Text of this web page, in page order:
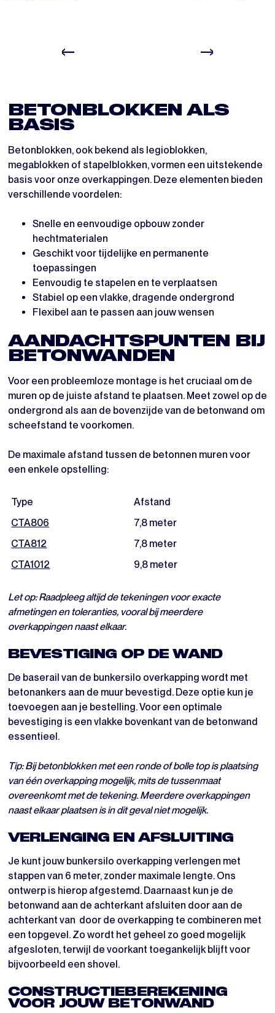
BETONBLOKKEN ALS
BASIS
Betonblokken, ook bekend als legioblokken,
megablokken of stapelblokken, vormen een uitstekende
basis voor onze overkappingen. Deze elementen bieden
verschillende voordelen:
Snelle en eenvoudige opbouw zonder
hechtmaterialen
Geschikt voor tijdelijke en permanente
toepassingen
Eenvoudig te stapelen en te verplaatsen
Stabiel op een vlakke, dragende ondergrond
Flexibel aan te passen aan jouw wensen
AANDACHTSPUNTEN BIJ
BETONWANDEN
Voor een probleemloze montage is het cruciaal om de
muren op de juiste afstand te plaatsen. Meet zowel op de
ondergrond als aan de bovenzijde van de betonwand om
scheefstand te voorkomen.
De maximale afstand tussen de betonnen muren voor
een enkele opstelling:
Type
Afstand
CTA806
7,8 meter
CTA812
7,8 meter
CTA1012
9,8 meter
Let op: Raadpleeg altijd de tekeningen voor exacte
afmetingen en toleranties, vooral bij meerdere
overkappingen naast elkaar.
BEVESTIGING OP DE WAND
De baserail van de bunkersilo overkapping wordt met
betonankers aan de muur bevestigd. Deze optie kun je
toevoegen aan je bestelling. Voor een optimale
bevestiging is een vlakke bovenkant van de betonwand
essentieel.
Tip: Bij betonblokken met een ronde of bolle top is plaatsing
van één overkapping mogelijk, mits de tussenmaat
overeenkomt met de tekening. Meerdere overkappingen
naast elkaar plaatsen is in dit geval niet mogelijk.
VERLENGING EN AFSLUITING
Je kunt jouw bunkersilo overkapping verlengen met
stappen van 6 meter, zonder maximale lengte. Ons
ontwerp is hierop afgestemd. Daarnaast kun je de
betonwand aan de achterkant afsluiten door aan de
achterkant van door de overkapping te combineren met
een topgevel. Zo wordt het geheel zo goed mogelijk
afgesloten, terwijl de voorkant toegankelijk blijft voor
bijvoorbeeld een shovel.
CONSTRUCTIEBEREKENING
VOOR JOUW BETONWAND